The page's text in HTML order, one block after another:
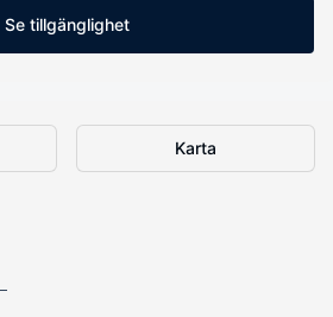
Se tillgänglighet
Karta